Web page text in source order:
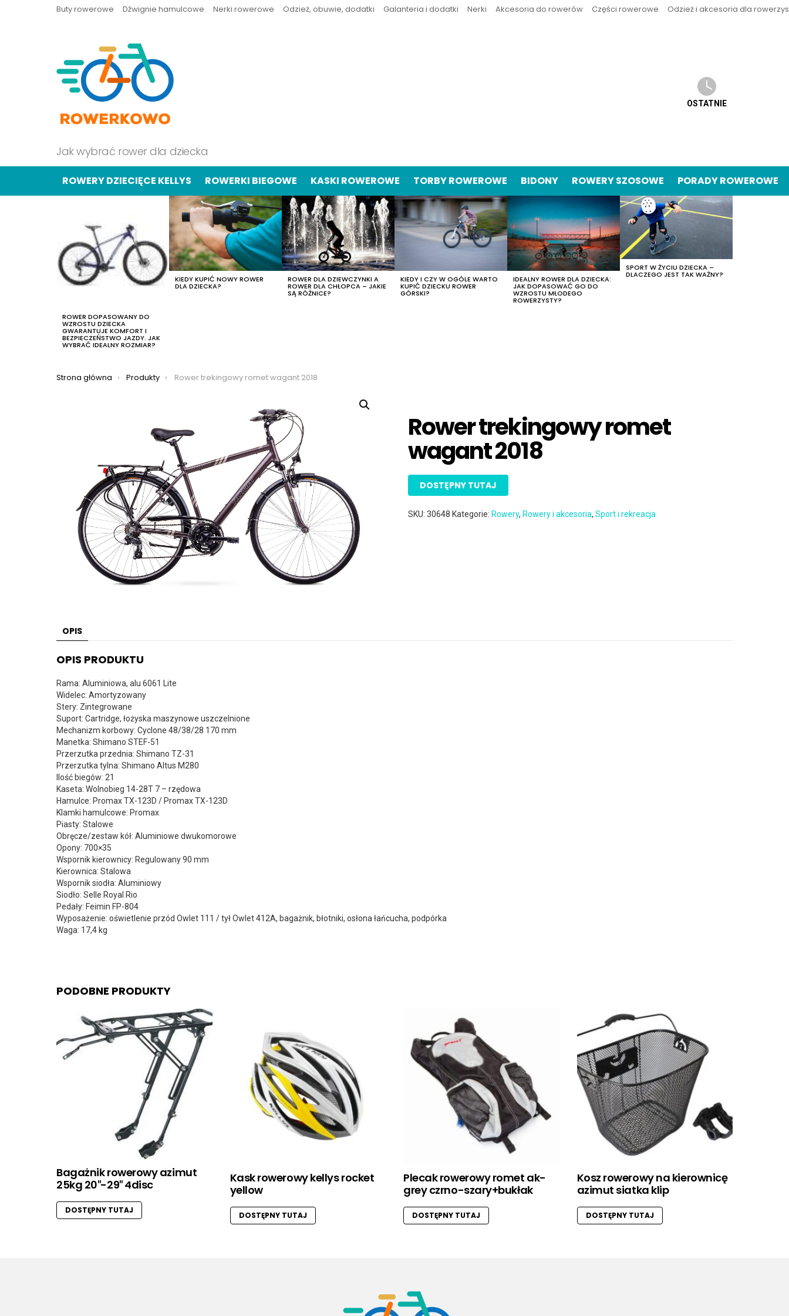
Buty rowerowe Dźwignie hamulcowe Nerki rowerowe Odzież, obuwie, dodatki Galanteria i dodatki Nerki Akcesoria do rowerów Części rowerowe Odzież i akcesoria dla
Jak wybrać rower dla dziecka
OSTATNIE
ROWERY DZIECIĘCE KELLYS ROWERKI BIEGOWE KASKI ROWEROWE TORBY ROWEROWE BIDONY ROWERY SZOSOWE PORADY ROWEROWE
ROWER DOPASOWANY DO
WZROSTU DZIECKA
GWARANTUJE KOMFORT I
BEZPIECZEŃSTWO JAZDY. JAK
WYBRAĆ IDEALNY ROZMIAR?
KIEDY KUPIĆ NOWY ROWER
DLA DZIECKA?
ROWER DLA DZIEWCZYNKI A
ROWER DLA CHŁOPCA – JAKIE
SĄ RÓŻNICE?
KIEDY I CZY W OGÓLE WARTO
KUPIĆ DZIECKU ROWER
GÓRSKI?
IDEALNY ROWER DLA DZIECKA:
JAK DOPASOWAĆ GO DO
WZROSTU MŁODEGO
ROWERZYSTY?
SPORT W ŻYCIU DZIECKA –
DLACZEGO JEST TAK WAŻNY?
Jesteś tutaj:
Strona główna Produkty Rower trekingowy romet wagant 2018
Rower trekingowy romet
wagant 2018
DOSTĘPNY TUTAJ
SKU:30648 Kategorie: Rowery, Rowery i akcesoria,Sport i rekreacja
OPIS
OPIS PRODUKTU
Rama: Aluminiowa, alu 6061 Lite
Widelec: Amortyzowany
Stery: Zintegrowane
Suport: Cartridge, łożyska maszynowe uszczelnione
Mechanizm korbowy: Cyclone 48/38/28 170 mm
Manetka: Shimano STEF-51
Przerzutka przednia: Shimano TZ-31
Przerzutka tylna: Shimano Altus M280
Ilość biegów: 21
Kaseta: Wolnobieg 14-28T 7 – rzędowa
Hamulce: Promax TX-123D / Promax TX-123D
Klamki hamulcowe: Promax
Piasty: Stalowe
Obręcze/zestaw kół: Aluminiowe dwukomorowe
Opony: 700×35
Wspornik kierownicy: Regulowany 90 mm
Kierownica: Stalowa
Wspornik siodła: Aluminiowy
Siodło: Selle Royal Rio
Pedały: Feimin FP-804
Wyposażenie: oświetlenie przód Owlet 111 / tył Owlet 412A, bagażnik, błotniki, osłona łańcucha, podpórka
Waga: 17,4 kg
PODOBNE PRODUKTY
Bagażnik rowerowy azimut
25kg 20″-29″ 4disc
DOSTĘPNY TUTAJ
Kask rowerowy kellys rocket
yellow
DOSTĘPNY TUTAJ
Plecak rowerowy romet ak-
grey czrno-szary+bukłak
DOSTĘPNY TUTAJ
Kosz rowerowy na kierownicę
azimut siatka klip
DOSTĘPNY TUTAJ